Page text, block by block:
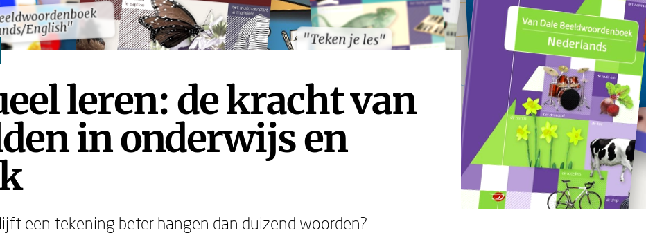
English" "Teken je les"
English" "Teken je les"
leren: de kracht van
in onderwijs en
een tekening beter hangen dan duizend woorden?